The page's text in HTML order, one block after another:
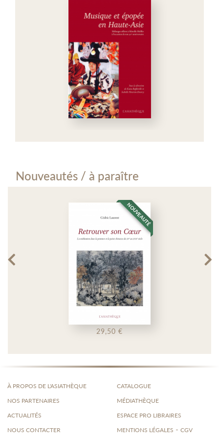
Nouveautés / à paraître
NOUVEAUTÉ
29,50 €
À PROPOS DE L'ASIATHÈQUE
NOS PARTENAIRES
ACTUALITÉS
NOUS CONTACTER
CATALOGUE
MÉDIATHÈQUE
ESPACE PRO LIBRAIRES
MENTIONS LÉGALES - CGV